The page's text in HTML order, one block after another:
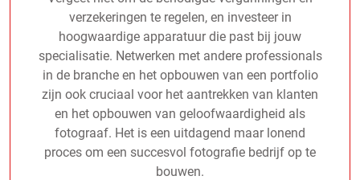
verzekeringen te regelen, en investeer in
hoogwaardige apparatuur die past bij jouw
specialisatie. Netwerken met andere professionals
in de branche en het opbouwen van een portfolio
zijn ook cruciaal voor het aantrekken van klanten
en het opbouwen van geloofwaardigheid als
fotograaf. Het is een uitdagend maar lonend
proces om een succesvol fotografie bedrijf op te
bouwen.